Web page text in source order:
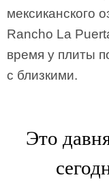
мексиканского
Rancho La
время у плиты
с близкими.
Это